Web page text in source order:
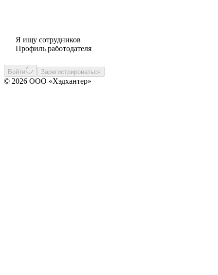
Я ищу сотрудников
Профиль работодателя
Войти Зарегистрироваться
© 2026 ООО «Хэдхантер»